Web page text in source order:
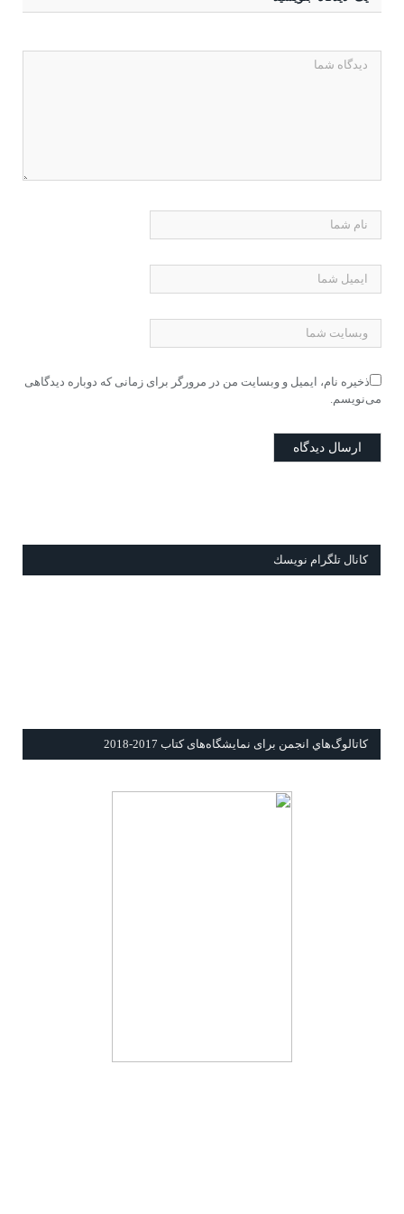
ذخیره نام، ایمیل و وبسایت من در مرورگر برای زمانی که دوباره دیدگاهی
می‌نویسم.
كانال تلگرام نويسك
كاتالوگ‌هاي انجمن برای نمايشگاه‌های كتاب 2017-2018